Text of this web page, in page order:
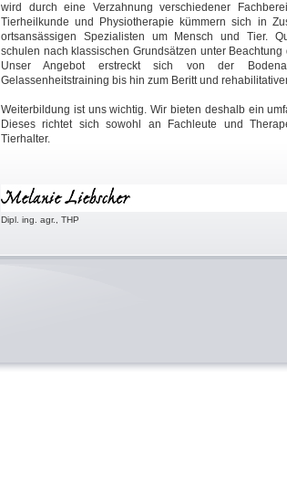
wird durch eine Verzahnung verschiedener
Tierheilkunde und Physiotherapie kümmern sich in
ortsansässigen Spezialisten um Mensch und Tier.
schulen nach klassischen Grundsätzen unter
Unser Angebot erstreckt sich von der
Gelassenheitstraining bis hin zum Beritt und
Weiterbildung ist uns wichtig. Wir bieten deshalb ein
Dieses richtet sich sowohl an Fachleute und
Tierhalter.
Dipl. ing. agr., THP